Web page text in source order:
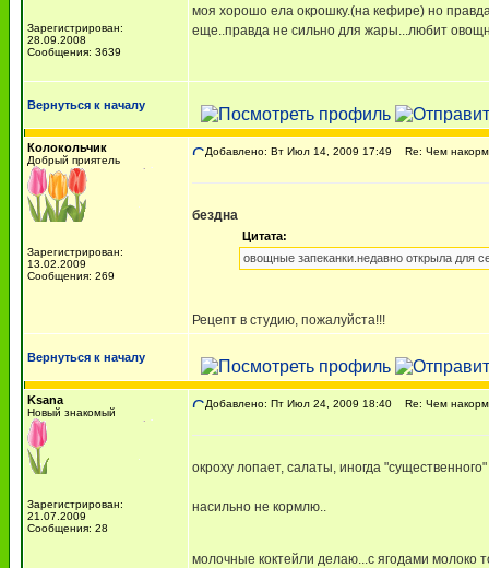
Зарегистрирован:
28.09.2008
Сообщения: 3639
моя хорошо ела окрошку.(на кефире) но
еще..правда не сильно для жары...любит
Вернуться к началу
Колокольчик
Добрый приятель
Зарегистрирован:
13.02.2009
Сообщения: 269
Добавлено: Вт Июл 14, 2009 17:49 Re: Чем
бездна
Цитата:
овощные запеканки.недавно открыла для
Рецепт в студию, пожалуйста!!!
Вернуться к началу
Ksana
Новый знакомый
Зарегистрирован:
21.07.2009
Сообщения: 28
Добавлено: Пт Июл 24, 2009 18:40 Re: Чем
окроху лопает, салаты, иногда
насильно не кормлю..
молочные коктейли делаю...с ягодами молоко